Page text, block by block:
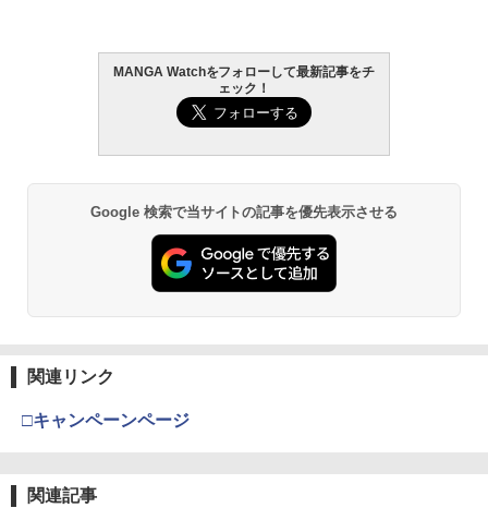
MANGA Watchをフォローして最新記事をチ
ェック！
Google 検索で当サイトの記事を優先表示させる
関連リンク
□キャンペーンページ
関連記事